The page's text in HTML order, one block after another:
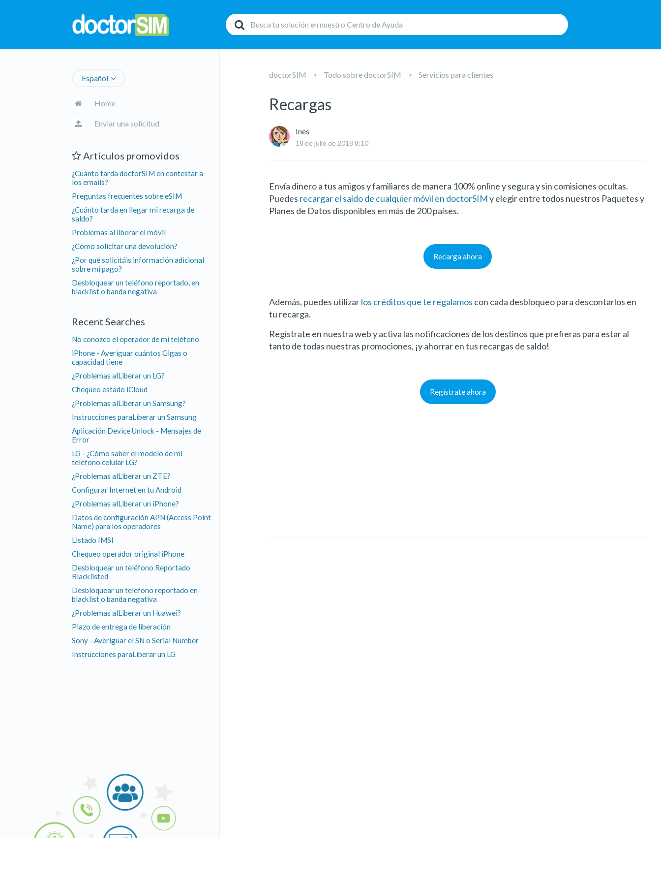
Español
Home
Enviar una solicitud
Artículos promovidos
¿Cuánto tarda doctorSIM en contestar a
los emails?
Preguntas frecuentes sobre eSIM
¿Cuánto tarda en llegar mi recarga de
saldo?
Problemas al liberar el móvil
¿Cómo solicitar una devolución?
¿Por qué solicitáis información adicional
sobre mi pago?
Desbloquear un teléfono reportado, en
blacklist o banda negativa
Recent Searches
No conozco el operador de mi teléfono
iPhone - Averiguar cuántos Gigas o
capacidad tiene
¿Problemas alLiberar un LG?
Chequeo estado iCloud
¿Problemas alLiberar un Samsung?
Instrucciones paraLiberar un Samsung
Aplicación Device Unlock - Mensajes de
Error
LG - ¿Cómo saber el modelo de mi
teléfono celular LG?
¿Problemas alLiberar un ZTE?
Configurar Internet en tu Android
¿Problemas alLiberar un iPhone?
Datos de configuración APN (Access Point
Name) para los operadores
Listado IMSI
Chequeo operador original iPhone
Desbloquear un teléfono Reportado
Blacklisted
Desbloquear un telefono reportado en
blacklist o banda negativa
¿Problemas alLiberar un Huawei?
Plazo de entrega de liberación
Sony - Averiguar el SN o Serial Number
Instrucciones paraLiberar un LG
doctorSIM Todo sobre doctorSIM Servicios para clientes
Recargas
Ines
18 de julio de 2018 8:10
Envía dinero a tus amigos y familiares de manera 100% online y segura y sin comisiones ocultas.
Puedes recargar el saldo de cualquier móvil en doctorSIMy elegir entre todos nuestros Paquetes y
Planes de Datos disponibles en más de 200 países.
Recarga ahora
Además, puedes utilizarlos créditos que te regalamos con cada desbloqueo para descontarlos en
tu recarga.
Regístrate en nuestra web y activa las notificaciones de los destinos que prefieras para estar al
tanto de todas nuestras promociones, ¡y ahorrar en tus recargas de saldo!
Regístrate ahora